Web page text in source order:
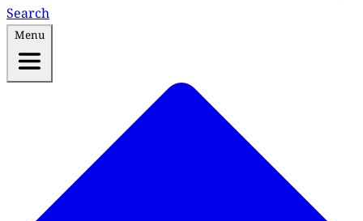
Search
Menu